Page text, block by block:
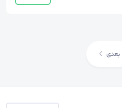
بعدی